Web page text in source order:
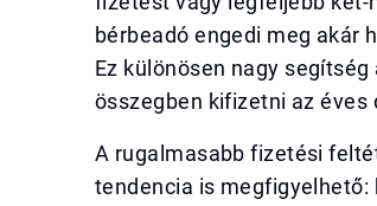
bérbeadó engedi meg akár
Ez különösen nagy
összegben kifizetni az éves
A rugalmasabb fizetési
tendencia is